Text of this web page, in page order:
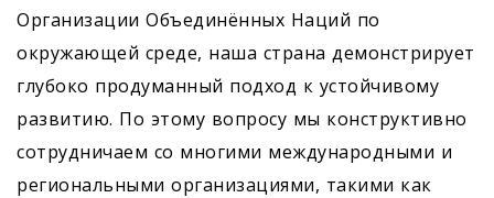
Организации Объединённых Наций по
окружающей среде, наша страна демонстрирует
глубоко продуманный подход к устойчивому
развитию. По этому вопросу мы конструктивно
сотрудничаем со многими международными и
региональными организациями, такими как